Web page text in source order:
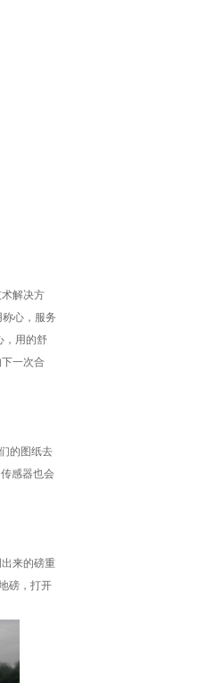
解决方
心，服务
，用的舒
一次合
的图纸去
感器也会
来的磅重
磅，打开